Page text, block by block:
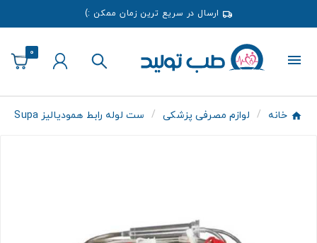
ارسال در سریع ترین زمان ممکن :)
0
خانه لوازم مصرفی پزشکی ست لوله رابط همودیالیز Supa